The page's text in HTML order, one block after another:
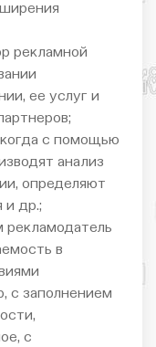
рекламной
ее услуг и
с помощью
анализ
определяют
и др.;
рекламодатель
в
с заполнением
с